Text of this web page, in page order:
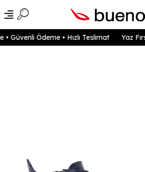
Güvenli Ödeme • Hızlı Teslimat Yaz